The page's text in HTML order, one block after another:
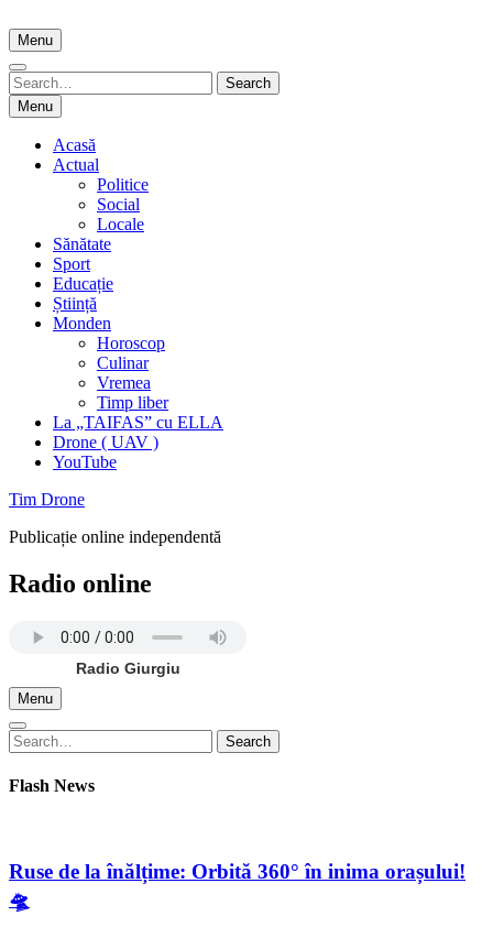
to
content
Menu
Search
for:
Search
Menu
Acasă
Actual
Politice
Social
Locale
Sănătate
Sport
Educație
Știință
Monden
Horoscop
Culinar
Vremea
Timp liber
La „TAIFAS” cu ELLA
Drone ( UAV )
YouTube
Tim Drone
Publicație online independentă
Radio online
Radio Giurgiu
Menu
Search
for:
Search
Flash News
Ruse de la înălțime: Orbită 360° în inima orașului!
🛸